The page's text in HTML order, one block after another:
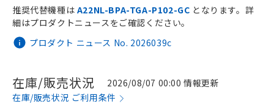
プロダクト ニュース No. 2026039c
推奨代替機種は A22NL-BPA-TGA-P102-GC となります。詳
細はプロダクトニュースをご確認ください。
在庫/販売状況
2026/08/07 00:00 情報更新
在庫/販売状況 ご利用条件